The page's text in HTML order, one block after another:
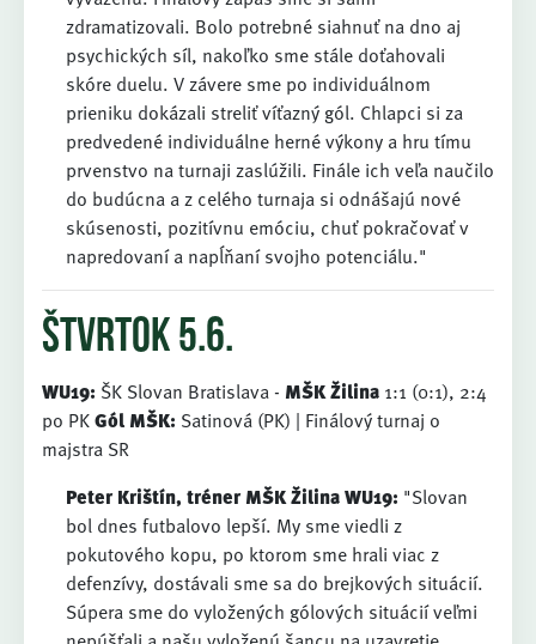
zdramatizovali. Bolo potrebné siahnuť na dno aj
psychických síl, nakoľko sme stále doťahovali
skóre duelu. V závere sme po individuálnom
prieniku dokázali streliť víťazný gól. Chlapci si za
predvedené individuálne herné výkony a hru tímu
prvenstvo na turnaji zaslúžili. Finále ich veľa naučilo
do budúcna a z celého turnaja si odnášajú nové
skúsenosti, pozitívnu emóciu, chuť pokračovať v
napredovaní a napĺňaní svojho potenciálu."
štvrtok 5.6.
WU19: ŠK Slovan Bratislava - MŠK Žilina 1:1 (0:1), 2:4
po PKGól MŠK: Satinová (PK) | Finálový turnaj o
majstra SR
Peter Krištín, tréner MŠK Žilina WU19: "Slovan
bol dnes futbalovo lepší. My sme viedli z
pokutového kopu, po ktorom sme hrali viac z
defenzívy, dostávali sme sa do brejkových situácií.
Súpera sme do vyložených gólových situácií veľmi